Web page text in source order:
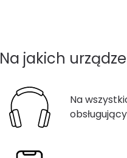
Na jakich
Na